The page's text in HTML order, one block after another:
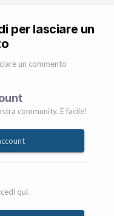
per lasciare un
un commento
community. È facile!
qui.